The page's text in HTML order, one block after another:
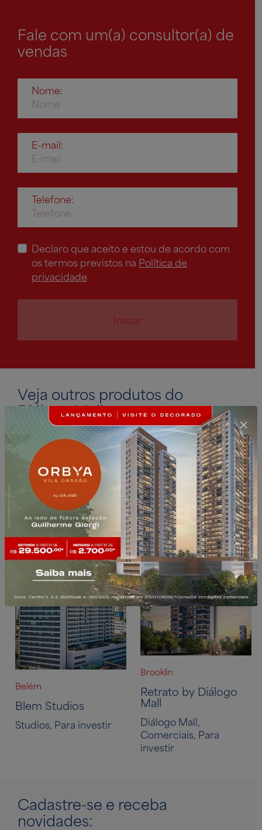
Fale com um(a) consultor(a) de
vendas
Nome:
E-mail:
Telefone:
Declaro que aceito e estou de acordo com
os termos previstos na Política de
privacidade.
Iniciar
Veja outros produtos do
Diálogo Mall:
Pronto para morar ou
investir
Belém
Blem Studios
Studios, Para investir
Pronto para investir
Brooklin
Retrato by Diálogo
Mall
Diálogo Mall,
Comerciais, Para
investir
Cadastre-se e receba
novidades: